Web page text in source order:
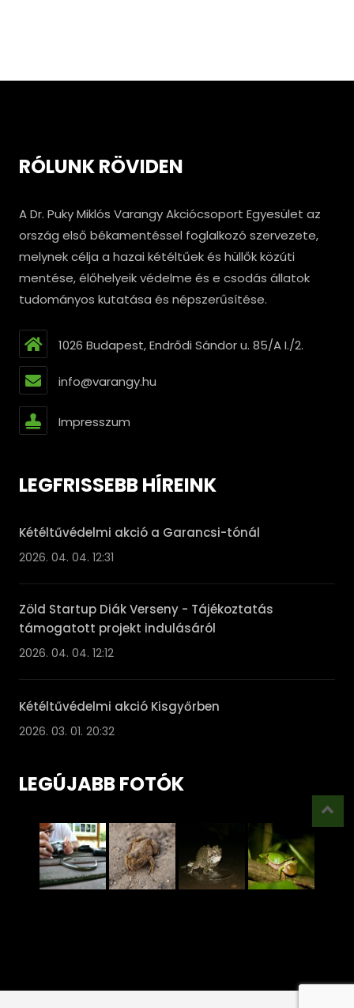
RÓLUNK RÖVIDEN
A Dr. Puky Miklós Varangy Akciócsoport Egyesület az
ország első békamentéssel foglalkozó szervezete,
melynek célja a hazai kétéltűek és hüllők közúti
mentése, élőhelyeik védelme és e csodás állatok
tudományos kutatása és népszerűsítése.
1026 Budapest, Endrődi Sándor u. 85/A I./2.
info@varangy.hu
Impresszum
LEGFRISSEBB HÍREINK
Kétéltűvédelmi akció a Garancsi-tónál
2026. 04. 04. 12:31
Zöld Startup Diák Verseny - Tájékoztatás
támogatott projekt indulásáról
2026. 04. 04. 12:12
Kétéltűvédelmi akció Kisgyőrben
2026. 03. 01. 20:32
LEGÚJABB FOTÓK